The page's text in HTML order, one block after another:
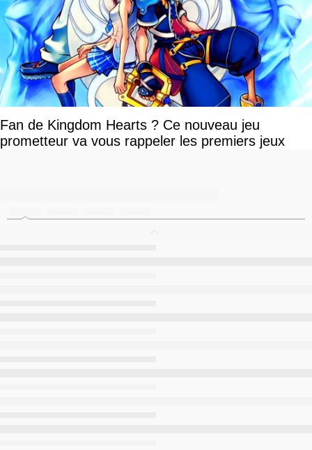
Fan de Kingdom Hearts ? Ce nouveau jeu
prometteur va vous rappeler les premiers jeux